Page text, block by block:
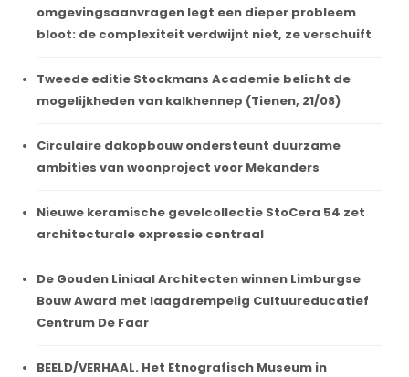
omgevingsaanvragen legt een dieper probleem
bloot: de complexiteit verdwijnt niet, ze verschuift
Tweede editie Stockmans Academie belicht de
mogelijkheden van kalkhennep (Tienen, 21/08)
Circulaire dakopbouw ondersteunt duurzame
ambities van woonproject voor Mekanders
Nieuwe keramische gevelcollectie StoCera 54 zet
architecturale expressie centraal
De Gouden Liniaal Architecten winnen Limburgse
Bouw Award met laagdrempelig Cultuureducatief
Centrum De Faar
BEELD/VERHAAL. Het Etnografisch Museum in